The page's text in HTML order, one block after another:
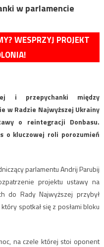
w parlamencie
WESPRZYJ PROJEKT
i przepychanki między
w Radzie Najwyższej Ukrainy
o reintegracji Donbasu.
o kluczowej roli porozumień
parlamentu Andrij Parubij
projektu ustawy na
do Rady Najwyższej przybył
spotkał się z posłami bloku
na czele której stoi oponent